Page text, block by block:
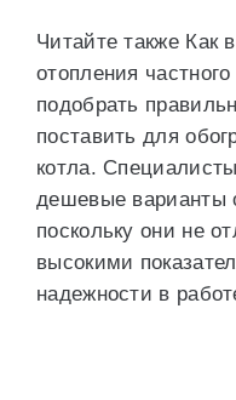
Читайте также Как
отопления
подобрать
поставить для
котла.
дешевые варианты
поскольку они не
высокими
надежности в